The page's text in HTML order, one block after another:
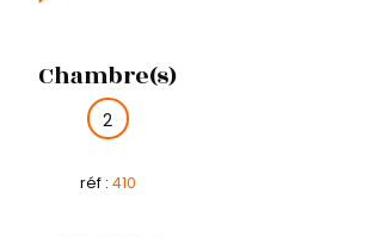
Chambre(s)
2
réf : 410